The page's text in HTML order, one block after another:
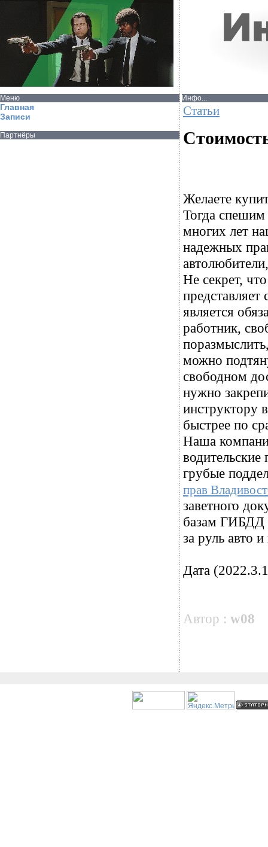
Меню
Главная
Записи
Партнёры
Инфо...
Статьи
Желаете
Тогда спешим
многих лет
надежных
Не секрет,
является
работник,
можно
свободном
нужно
инструктору
быстрее по
Наша
грубые
прав
заветного
базам ГИБДД
за руль авто
Дата
Автор : w08